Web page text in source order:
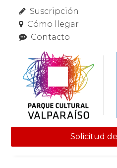
Suscripción
Cómo llegar
Contacto
Solicitud